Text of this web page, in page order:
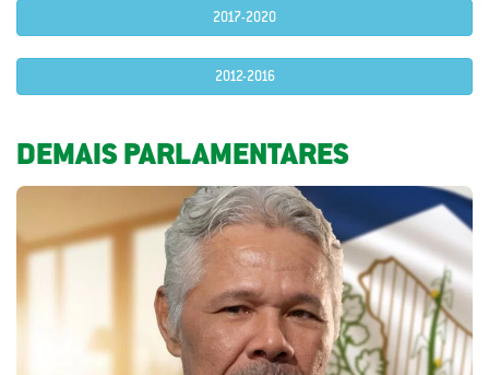
2017-2020
2012-2016
DEMAIS PARLAMENTARES